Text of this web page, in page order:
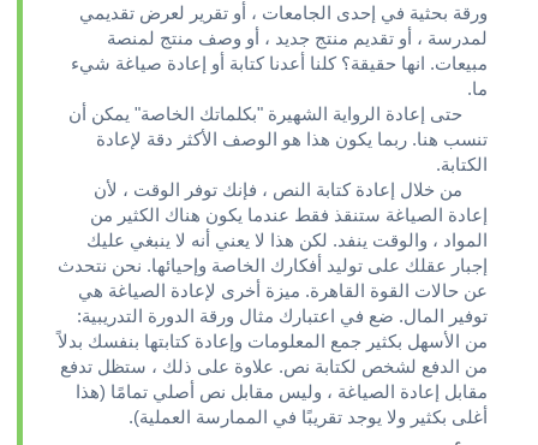
ورقة بحثية في إحدى الجامعات ، أو تقرير لعرض تقديمي
لمدرسة ، أو تقديم منتج جديد ، أو وصف منتج لمنصة
مبيعات. انها حقيقة؟ كلنا أعدنا كتابة أو إعادة صياغة شيء
ما.
حتى إعادة الرواية الشهيرة "بكلماتك الخاصة" يمكن أن
تنسب هنا. ربما يكون هذا هو الوصف الأكثر دقة لإعادة
الكتابة.
من خلال إعادة كتابة النص ، فإنك توفر الوقت ، لأن
إعادة الصياغة ستنقذ فقط عندما يكون هناك الكثير من
المواد ، والوقت ينفد. لكن هذا لا يعني أنه لا ينبغي عليك
إجبار عقلك على توليد أفكارك الخاصة وإحيائها. نحن نتحدث
عن حالات القوة القاهرة. ميزة أخرى لإعادة الصياغة هي
توفير المال. ضع في اعتبارك مثال ورقة الدورة التدريبية:
من الأسهل بكثير جمع المعلومات وإعادة كتابتها بنفسك بدلاً
من الدفع لشخص لكتابة نص. علاوة على ذلك ، ستظل تدفع
مقابل إعادة الصياغة ، وليس مقابل نص أصلي تمامًا (هذا
أغلى بكثير ولا يوجد تقريبًا في الممارسة العملية).